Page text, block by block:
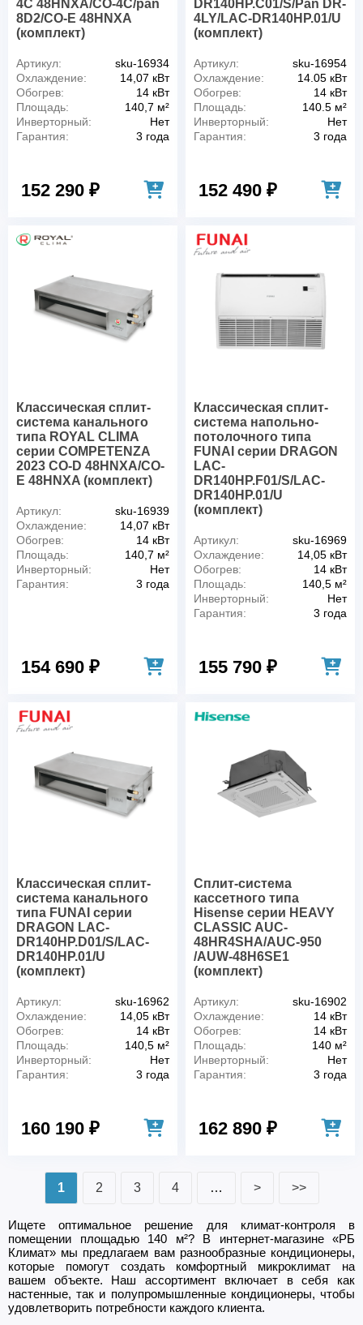
4C 48HNXA/CO-4C/pan
8D2/CO-E 48HNXA
(комплект)
Артикул:
sku-16934
Охлаждение:
14,07 кВт
Обогрев:
14 кВт
Площадь:
140,7 м²
Инверторный:
Нет
Гарантия:
3 года
152 290 ₽
DR140HP.C01/S/Pan DR-
4LY/LAC-DR140HP.01/U
(комплект)
Артикул:
sku-16954
Охлаждение:
14.05 кВт
Обогрев:
14 кВт
Площадь:
140.5 м²
Инверторный:
Нет
Гарантия:
3 года
152 490 ₽
Классическая сплит-
система канального
типа ROYAL CLIMA
серии COMPETENZA
2023 CO-D 48HNXA/CO-
E 48HNXA (комплект)
Артикул:
sku-16939
Охлаждение:
14,07 кВт
Обогрев:
14 кВт
Площадь:
140,7 м²
Инверторный:
Нет
Гарантия:
3 года
154 690 ₽
Классическая сплит-
система напольно-
потолочного типа
FUNAI серии DRAGON
LAC-
DR140HP.F01/S/LAC-
DR140HP.01/U
(комплект)
Артикул:
sku-16969
Охлаждение:
14,05 кВт
Обогрев:
14 кВт
Площадь:
140,5 м²
Инверторный:
Нет
Гарантия:
3 года
155 790 ₽
Классическая сплит-
система канального
типа FUNAI серии
DRAGON LAC-
DR140HP.D01/S/LAC-
DR140HP.01/U
(комплект)
Артикул:
sku-16962
Охлаждение:
14,05 кВт
Обогрев:
14 кВт
Площадь:
140,5 м²
Инверторный:
Нет
Гарантия:
3 года
160 190 ₽
Сплит-система
кассетного типа
Hisense серии HEAVY
CLASSIC AUC-
48HR4SHA/AUC-950
/AUW-48H6SE1
(комплект)
Артикул:
sku-16902
Охлаждение:
14 кВт
Обогрев:
14 кВт
Площадь:
140 м²
Инверторный:
Нет
Гарантия:
3 года
162 890 ₽
1 2 3 4 … > >>
Ищете оптимальное решение для климат-контроля в
помещении площадью 140 м²? В интернет-магазине «РБ
Климат» мы предлагаем вам разнообразные кондиционеры,
которые помогут создать комфортный микроклимат на
вашем объекте. Наш ассортимент включает в себя как
настенные, так и полупромышленные кондиционеры, чтобы
удовлетворить потребности каждого клиента.